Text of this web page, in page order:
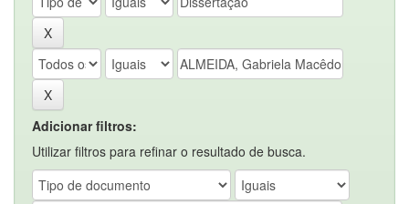
Adicionar filtros:
Utilizar filtros para refinar o resultado de busca.